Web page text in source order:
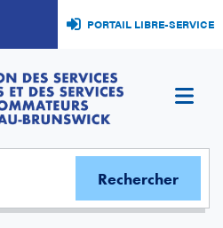
PORTAIL LIBRE-SERVICE